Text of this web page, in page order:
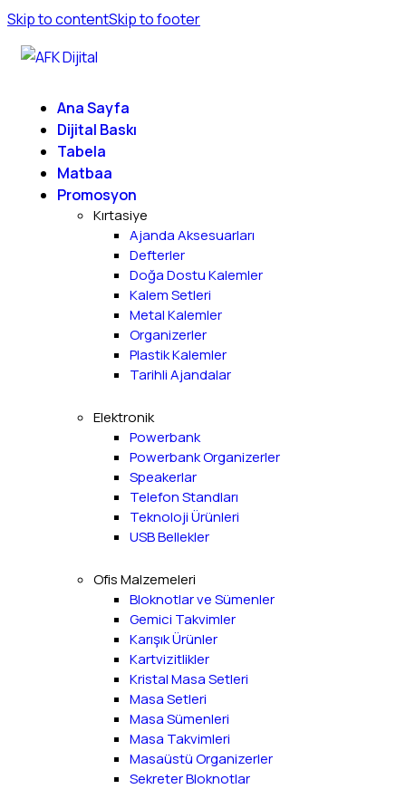
Skip to contentSkip to footer
Ana Sayfa
Dijital Baskı
Tabela
Matbaa
Promosyon
Kırtasiye
Ajanda Aksesuarları
Defterler
Doğa Dostu Kalemler
Kalem Setleri
Metal Kalemler
Organizerler
Plastik Kalemler
Tarihli Ajandalar
Elektronik
Powerbank
Powerbank Organizerler
Speakerlar
Telefon Standları
Teknoloji Ürünleri
USB Bellekler
Ofis Malzemeleri
Bloknotlar ve Sümenler
Gemici Takvimler
Karışık Ürünler
Kartvizitlikler
Kristal Masa Setleri
Masa Setleri
Masa Sümenleri
Masa Takvimleri
Masaüstü Organizerler
Sekreter Bloknotlar